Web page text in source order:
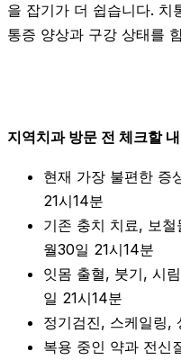
을 잡기가 더 쉽습니다. 치
통증 양상과 구강 상태를
지역치과 방문 전 체크할
현재 가장 불편한 증
21시14분
기존 충치 치료, 보
월30일 21시14분
잇몸 출혈, 붓기, 시
일 21시14분
정기검진, 스케일링,
복용 중인 약과 전신